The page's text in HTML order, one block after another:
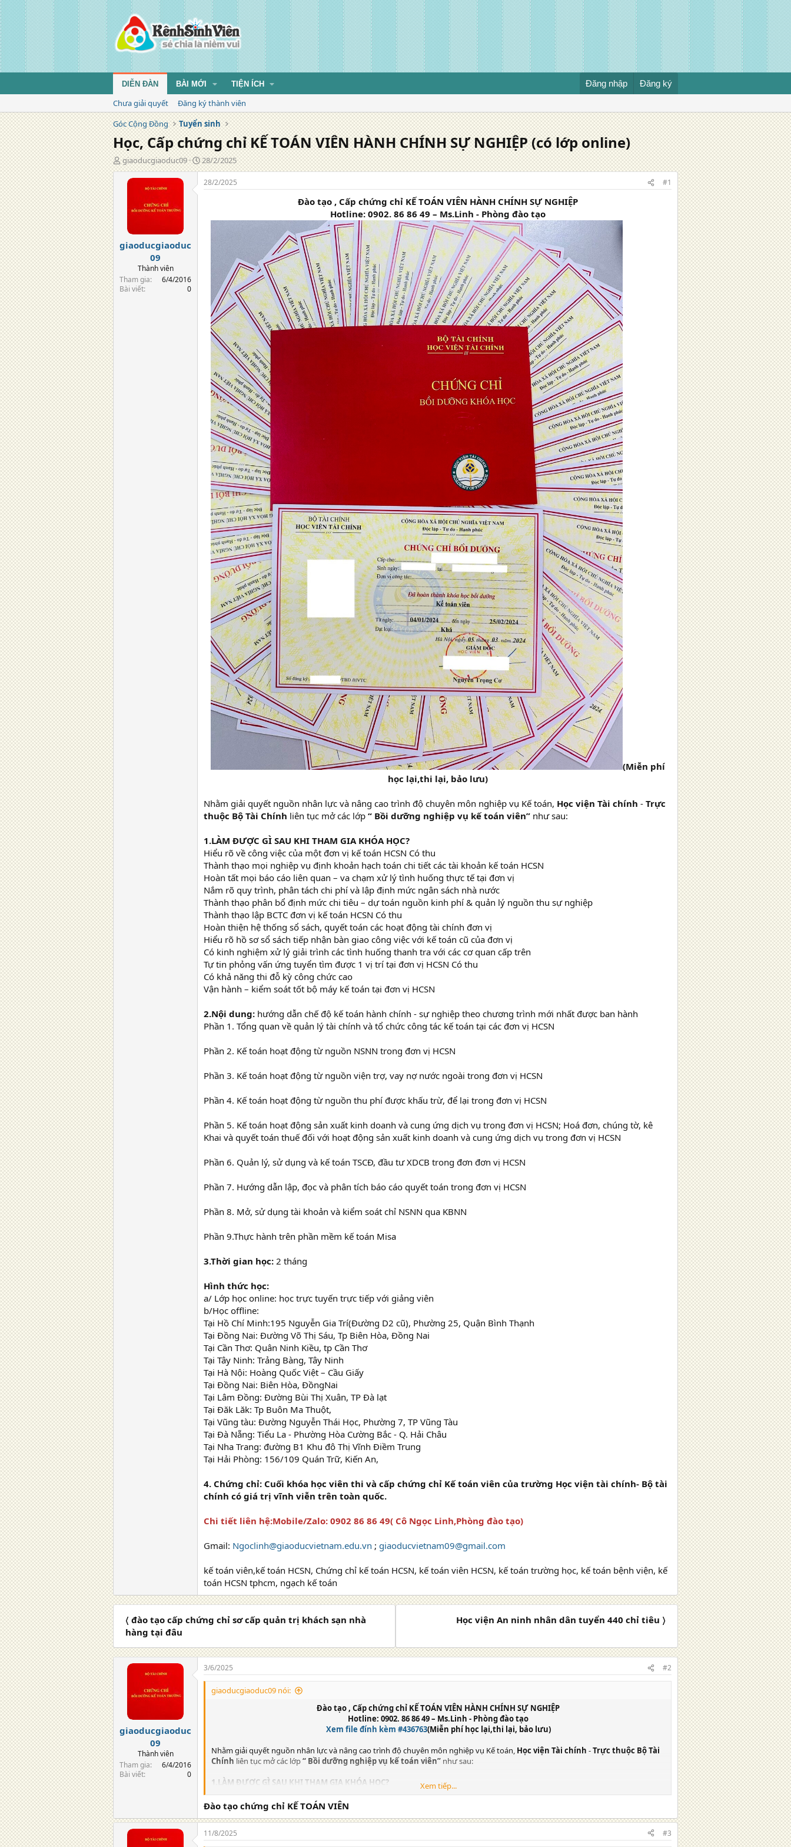
DIỄN ĐÀN BÀI MỚI TIỆN ÍCH Đăng nhập Đăng ký
Chưa giải quyết
Đăng ký thành viên
Góc Cộng Đồng
Tuyển sinh
Học, Cấp chứng chỉ KẾ TOÁN VIÊN HÀNH CHÍNH SỰ NGHIỆP (có lớp online)
T
á
giaoducgiaoduc09
N
g
à
y
28/2/2025
giaoducgiaoduc
09
Thành viên
Tham gia
6/4/2016
Bài viết
0
28/2/2025 #1
Đào tạo , Cấp chứng chỉ KẾ TOÁN VIÊN HÀNH CHÍNH SỰ NGHIỆP
Hotline: 0902. 86 86 49 – Ms.Linh - Phòng đào tạo
(Miễn phí
học lại,thi lại, bảo lưu)
Nhằm giải quyết nguồn nhân lực và nâng cao trình độ chuyên môn nghiệp vụ Kế toán, Học viện Tài chính - Trực
thuộc Bộ Tài Chính liên tục mở các lớp “ Bồi dưỡng nghiệp vụ kế toán viên” như sau:
1.LÀM ĐƯỢC GÌ SAU KHI THAM GIA KHÓA HỌC?
Hiểu rõ về công việc của một đơn vị kế toán HCSN Có thu
Thành thạo mọi nghiệp vụ định khoản hạch toán chi tiết các tài khoản kế toán HCSN
Hoàn tất mọi báo cáo liên quan – va chạm xử lý tình huống thực tế tại đơn vị
Nắm rõ quy trình, phân tách chi phí và lập định mức ngân sách nhà nước
Thành thạo phân bổ định mức chi tiêu – dự toán nguồn kinh phí & quản lý nguồn thu sự nghiệp
Thành thạo lập BCTC đơn vị kế toán HCSN Có thu
Hoàn thiện hệ thống sổ sách, quyết toán các hoạt động tài chính đơn vị
Hiểu rõ hồ sơ sổ sách tiếp nhận bàn giao công việc với kế toán cũ của đơn vị
Có kinh nghiệm xử lý giải trình các tình huống thanh tra với các cơ quan cấp trên
Tự tin phỏng vấn ứng tuyển tìm được 1 vị trí tại đơn vị HCSN Có thu
Có khả năng thi đỗ kỳ công chức cao
Vận hành – kiểm soát tốt bộ máy kế toán tại đơn vị HCSN
2.Nội dung: hướng dẫn chế độ kế toán hành chính - sự nghiệp theo chương trình mới nhất được ban hành
Phần 1. Tổng quan về quản lý tài chính và tổ chức công tác kế toán tại các đơn vị HCSN
Phần 2. Kế toán hoạt động từ nguồn NSNN trong đơn vị HCSN
Phần 3. Kế toán hoạt động từ nguồn viện trợ, vay nợ nước ngoài trong đơn vị HCSN
Phần 4. Kế toán hoạt động từ nguồn thu phí được khấu trừ, để lại trong đơn vị HCSN
Phần 5. Kế toán hoạt động sản xuất kinh doanh và cung ứng dịch vụ trong đơn vị HCSN; Hoá đơn, chúng tờ, kê
Khai và quyết toán thuế đối với hoạt động sản xuất kinh doanh và cung ứng dịch vụ trong đơn vị HCSN
Phần 6. Quản lý, sử dụng và kế toán TSCĐ, đầu tư XDCB trong đơn đơn vị HCSN
Phần 7. Hướng dẫn lập, đọc và phân tích báo cáo quyết toán trong đơn vị HCSN
Phần 8. Mở, sử dụng tài khoản và kiểm soát chỉ NSNN qua KBNN
Phần 9.Thực hành trên phần mềm kế toán Misa
3.Thời gian học: 2 tháng
Hình thức học:
a/ Lớp học online: học trực tuyến trực tiếp với giảng viên
b/Học offline:
Tại Hồ Chí Minh:195 Nguyễn Gia Trí(Đường D2 cũ), Phường 25, Quận Bình Thạnh
Tại Đồng Nai: Đường Võ Thị Sáu, Tp Biên Hòa, Đồng Nai
Tại Cần Thơ: Quân Ninh Kiều, tp Cần Thơ
Tại Tây Ninh: Trảng Bàng, Tây Ninh
Tại Hà Nội: Hoàng Quốc Việt – Cầu Giấy
Tại Đồng Nai: Biên Hòa, ĐồngNai
Tại Lâm Đồng: Đường Bùi Thị Xuân, TP Đà lạt
Tại Đăk Lăk: Tp Buôn Ma Thuột,
Tại Vũng tàu: Đường Nguyễn Thái Học, Phường 7, TP Vũng Tàu
Tại Đà Nẵng: Tiểu La - Phường Hòa Cường Bắc - Q. Hải Châu
Tại Nha Trang: đường B1 Khu đô Thị Vĩnh Điềm Trung
Tại Hải Phòng: 156/109 Quán Trữ, Kiến An,
4. Chứng chỉ: Cuối khóa học viên thi và cấp chứng chỉ Kế toán viên của trường Học viện tài chính- Bộ tài
chính có giá trị vĩnh viễn trên toàn quốc.
Chi tiết liên hệ:Mobile/Zalo: 0902 86 86 49( Cô Ngọc Linh,Phòng đào tạo)
Gmail: Ngoclinh@giaoducvietnam.edu.vn ; giaoducvietnam09@gmail.com
kế toán viên,kế toán HCSN, Chứng chỉ kế toán HCSN, kế toán viên HCSN, kế toán trường học, kế toán bệnh viện, kế
toán HCSN tphcm, ngạch kế toán
〈 đào tạo cấp chứng chỉ sơ cấp quản trị khách sạn nhà
hàng tại đâu
Học viện An ninh nhân dân tuyển 440 chỉ tiêu 〉
giaoducgiaoduc
09
Thành viên
Tham gia
6/4/2016
Bài viết
0
3/6/2025 #2
giaoducgiaoduc09 nói:
Đào tạo , Cấp chứng chỉ KẾ TOÁN VIÊN HÀNH CHÍNH SỰ NGHIỆP
Hotline: 0902. 86 86 49 – Ms.Linh - Phòng đào tạo
Xem file đính kèm #436763(Miễn phí học lại,thi lại, bảo lưu)
Nhằm giải quyết nguồn nhân lực và nâng cao trình độ chuyên môn nghiệp vụ Kế toán, Học viện Tài chính -Trực thuộc Bộ Tài
Chính liên tục mở các lớp“ Bồi dưỡng nghiệp vụ kế toán viên” như sau:
1.LÀM ĐƯỢC GÌ SAU KHI THAM GIA KHÓA HỌC?
Hiểu rõ về công việc của một đơn vị kế toán HCSN Có thu
Thành thạo mọi nghiệp vụ định khoản hạch toán chi tiết các tài khoản kế toán HCSN
Hoàn tất mọi báo cáo liên quan – va chạm xử lý tình huống thực tế tại đơn vị
Nắm rõ quy trình, phân tách chi phí và lập định mức ngân sách nhà nước
Thành thạo phân bổ định mức chi tiêu – dự toán nguồn kinh phí & quản lý nguồn thu sự nghiệp
Xem tiếp...
Đào tạo chứng chỉ KẾ TOÁN VIÊN
11/8/2025 #3